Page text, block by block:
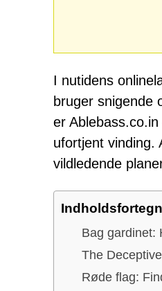
I nutidens
bruger snigende
er
ufortjent vinding.
vildledende
Bag gardinet:
The
Røde flag: